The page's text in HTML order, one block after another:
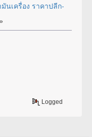
นเครื่อง ราคาปลีก-
Logged